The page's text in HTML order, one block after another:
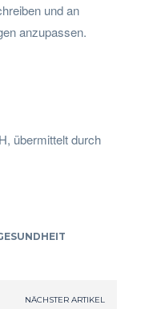
und an
anzupassen.
übermittelt durch
NÄCHSTER ARTIKEL